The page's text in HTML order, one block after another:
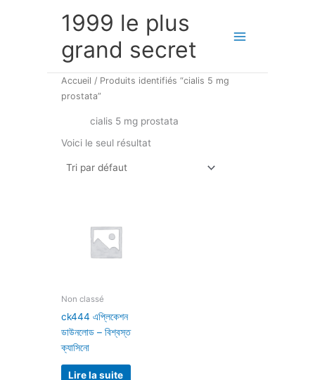
1999 le plus
grand secret
Accueil / Produits identifiés “cialis 5 mg
prostata”
cialis 5 mg prostata
Voici le seul résultat
Non classé
ck444 এপ্লিকেশন
ডাউনলোড – বিশ্বস্ত
ক্যাসিনো
Lire la suite